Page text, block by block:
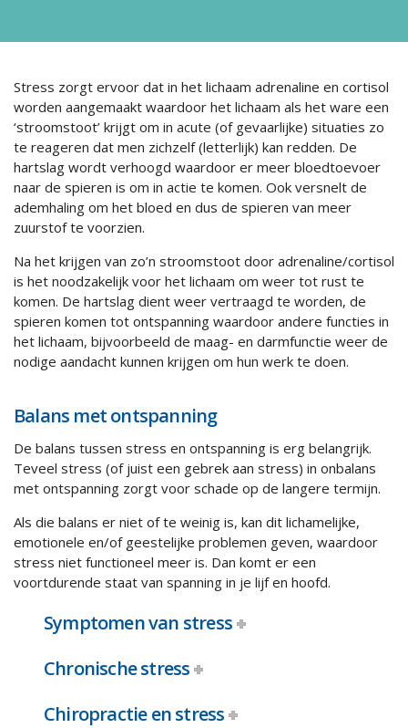
Stress zorgt ervoor dat in het lichaam adrenaline en cortisol
worden aangemaakt waardoor het lichaam als het ware een
‘stroomstoot’ krijgt om in acute (of gevaarlijke) situaties zo
te reageren dat men zichzelf (letterlijk) kan redden. De
hartslag wordt verhoogd waardoor er meer bloedtoevoer
naar de spieren is om in actie te komen. Ook versnelt de
ademhaling om het bloed en dus de spieren van meer
zuurstof te voorzien.
Na het krijgen van zo’n stroomstoot door adrenaline/cortisol
is het noodzakelijk voor het lichaam om weer tot rust te
komen. De hartslag dient weer vertraagd te worden, de
spieren komen tot ontspanning waardoor andere functies in
het lichaam, bijvoorbeeld de maag- en darmfunctie weer de
nodige aandacht kunnen krijgen om hun werk te doen.
Balans met ontspanning
De balans tussen stress en ontspanning is erg belangrijk.
Teveel stress (of juist een gebrek aan stress) in onbalans
met ontspanning zorgt voor schade op de langere termijn.
Als die balans er niet of te weinig is, kan dit lichamelijke,
emotionele en/of geestelijke problemen geven, waardoor
stress niet functioneel meer is. Dan komt er een
voortdurende staat van spanning in je lijf en hoofd.
Symptomen van stress
Chronische stress
Chiropractie en stress